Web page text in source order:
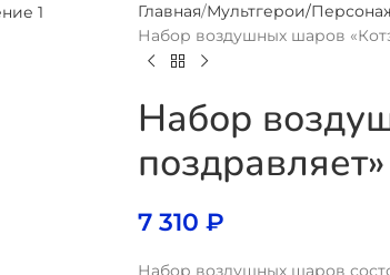
Главная Мультгерои/
Набор воздушных шаров
Набор
поздравляет»
7 310₽
Набор воздушных шаров